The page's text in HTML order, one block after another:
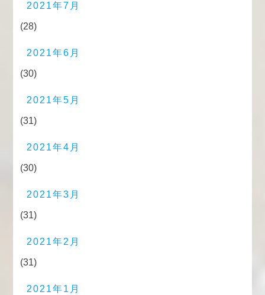
2021年7月
(28)
2021年6月
(30)
2021年5月
(31)
2021年4月
(30)
2021年3月
(31)
2021年2月
(31)
2021年1月